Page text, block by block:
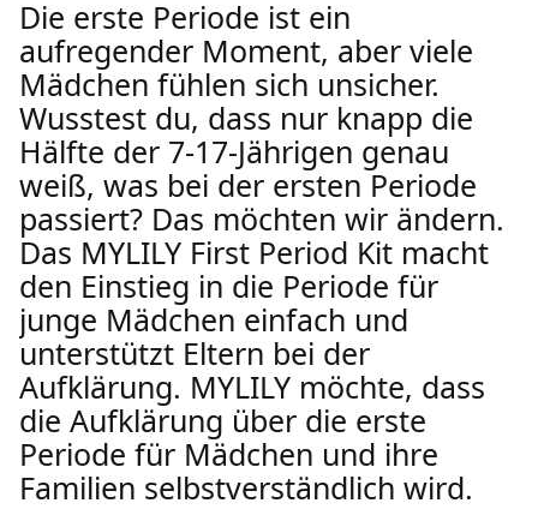
Die erste Periode ist ein
aufregender Moment, aber viele
Mädchen fühlen sich unsicher.
Wusstest du, dass nur knapp die
Hälfte der 7-17-Jährigen genau
weiß, was bei der ersten Periode
passiert? Das möchten wir ändern.
Das MYLILY First Period Kit macht
den Einstieg in die Periode für
junge Mädchen einfach und
unterstützt Eltern bei der
Aufklärung. MYLILY möchte, dass
die Aufklärung über die erste
Periode für Mädchen und ihre
Familien selbstverständlich wird.